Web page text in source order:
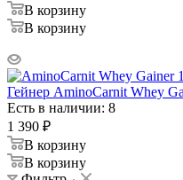
В корзину
В корзину
Гейнер AminoCarnit Whey
Есть в наличии: 8
1 390 ₽
В корзину
В корзину